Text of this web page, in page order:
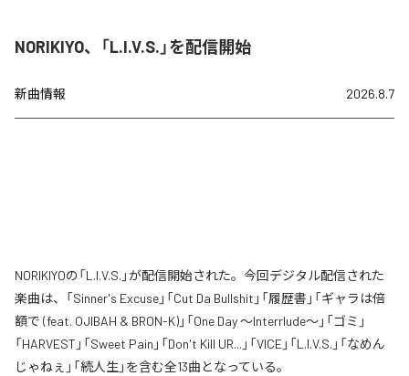
NORIKIYO、「L.I.V.S.」を配信開始
新曲情報 2026.8.7
NORIKIYOの「L.I.V.S.」が配信開始された。今回デジタル配信された
楽曲は、「Sinner's Excuse」「Cut Da Bullshit」「履歴書」「ギャラは倍
額で (feat. OJIBAH & BRON-K)」「One Day ～Interrlude～」「ゴミ」
「HARVEST」「Sweet Pain」「Don't Kill UR...」「VICE」「L.I.V.S.」「なめん
じゃねぇ」「続人生」を含む全13曲となっている。